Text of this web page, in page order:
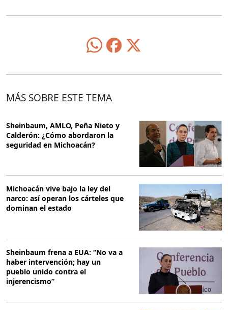
MÁS SOBRE ESTE TEMA
Sheinbaum, AMLO, Peña Nieto y
Calderón: ¿Cómo abordaron la
seguridad en Michoacán?
Michoacán vive bajo la ley del
narco: así operan los cárteles que
dominan el estado
Sheinbaum frena a EUA: “No va a
haber intervención; hay un
pueblo unido contra el
injerencismo”